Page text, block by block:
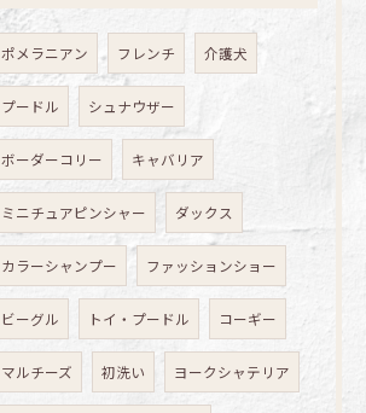
ポメラニアン フレンチ 介護犬
プードル シュナウザー
ボーダーコリー キャバリア
ミニチュアピンシャー ダックス
カラーシャンプー ファッションショー
ビーグル トイ・プードル コーギー
マルチーズ 初洗い ヨークシャテリア